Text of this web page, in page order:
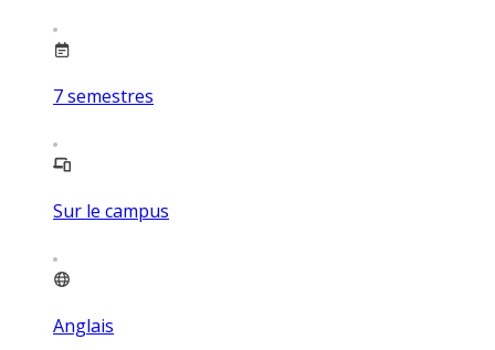
7semestres
Sur le campus
Anglais